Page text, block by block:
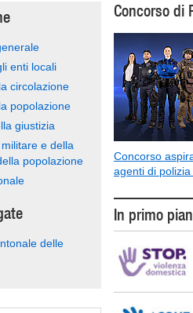
enti locali
circolazione
popolazione
giustizia
e della
popolazione
delle
Concorso di
Concorso
agenti di polizia
In primo